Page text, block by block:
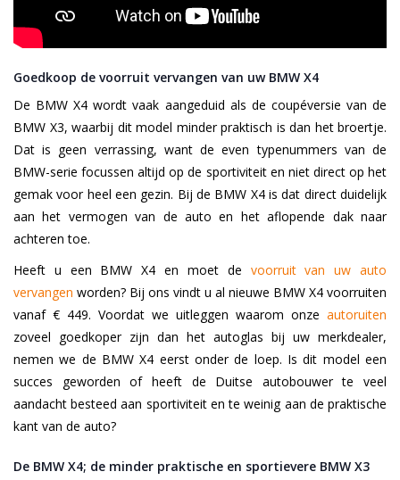
Goedkoop de voorruit vervangen van uw BMW X4
De BMW X4 wordt vaak aangeduid als de coupéversie van de
BMW X3, waarbij dit model minder praktisch is dan het broertje.
Dat is geen verrassing, want de even typenummers van de
BMW-serie focussen altijd op de sportiviteit en niet direct op het
gemak voor heel een gezin. Bij de BMW X4 is dat direct duidelijk
aan het vermogen van de auto en het aflopende dak naar
achteren toe.
Heeft u een BMW X4 en moet de voorruit van uw auto
vervangen worden? Bij ons vindt u al nieuwe BMW X4 voorruiten
vanaf € 449. Voordat we uitleggen waarom onze autoruiten
zoveel goedkoper zijn dan het autoglas bij uw merkdealer,
nemen we de BMW X4 eerst onder de loep. Is dit model een
succes geworden of heeft de Duitse autobouwer te veel
aandacht besteed aan sportiviteit en te weinig aan de praktische
kant van de auto?
De BMW X4; de minder praktische en sportievere BMW X3